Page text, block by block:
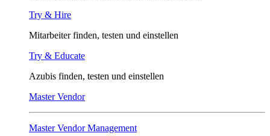
Try & Hire
Mitarbeiter finden, testen und einstellen
Try & Educate
Azubis finden, testen und einstellen
Master Vendor
Master Vendor Management